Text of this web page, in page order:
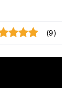
(9)